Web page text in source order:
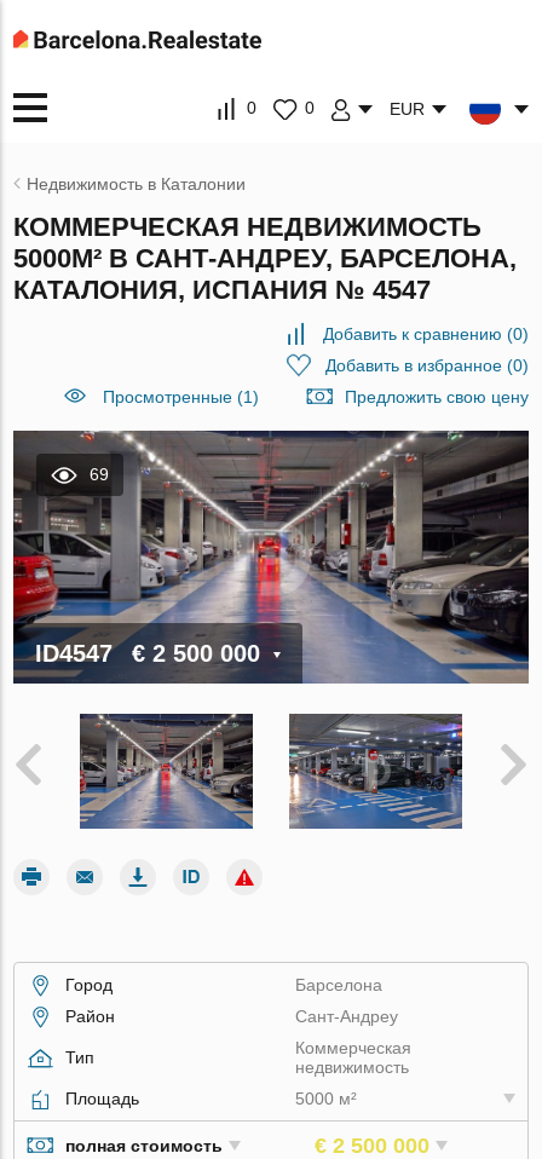
0 0 EUR
Недвижимость в Каталонии
КОММЕРЧЕСКАЯ НЕДВИЖИМОСТЬ
5000М² В САНТ-АНДРЕУ, БАРСЕЛОНА,
КАТАЛОНИЯ, ИСПАНИЯ № 4547
Добавить к сравнению (0)
Добавить в избранное(0)
Просмотренные (1)
Предложить свою цену
69
ID4547 € 2 500 000
Город
Барселона
Район
Сант-Андреу
Тип
Коммерческая
недвижимость
Площадь
5000 м²
полная стоимость € 2 500 000